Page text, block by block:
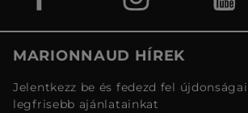
MARIONNAUD HÍREK
Jelentkezz be és fedezd fel
legfrisebb ajánlatainkat